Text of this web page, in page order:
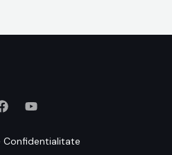
Confidentialitate